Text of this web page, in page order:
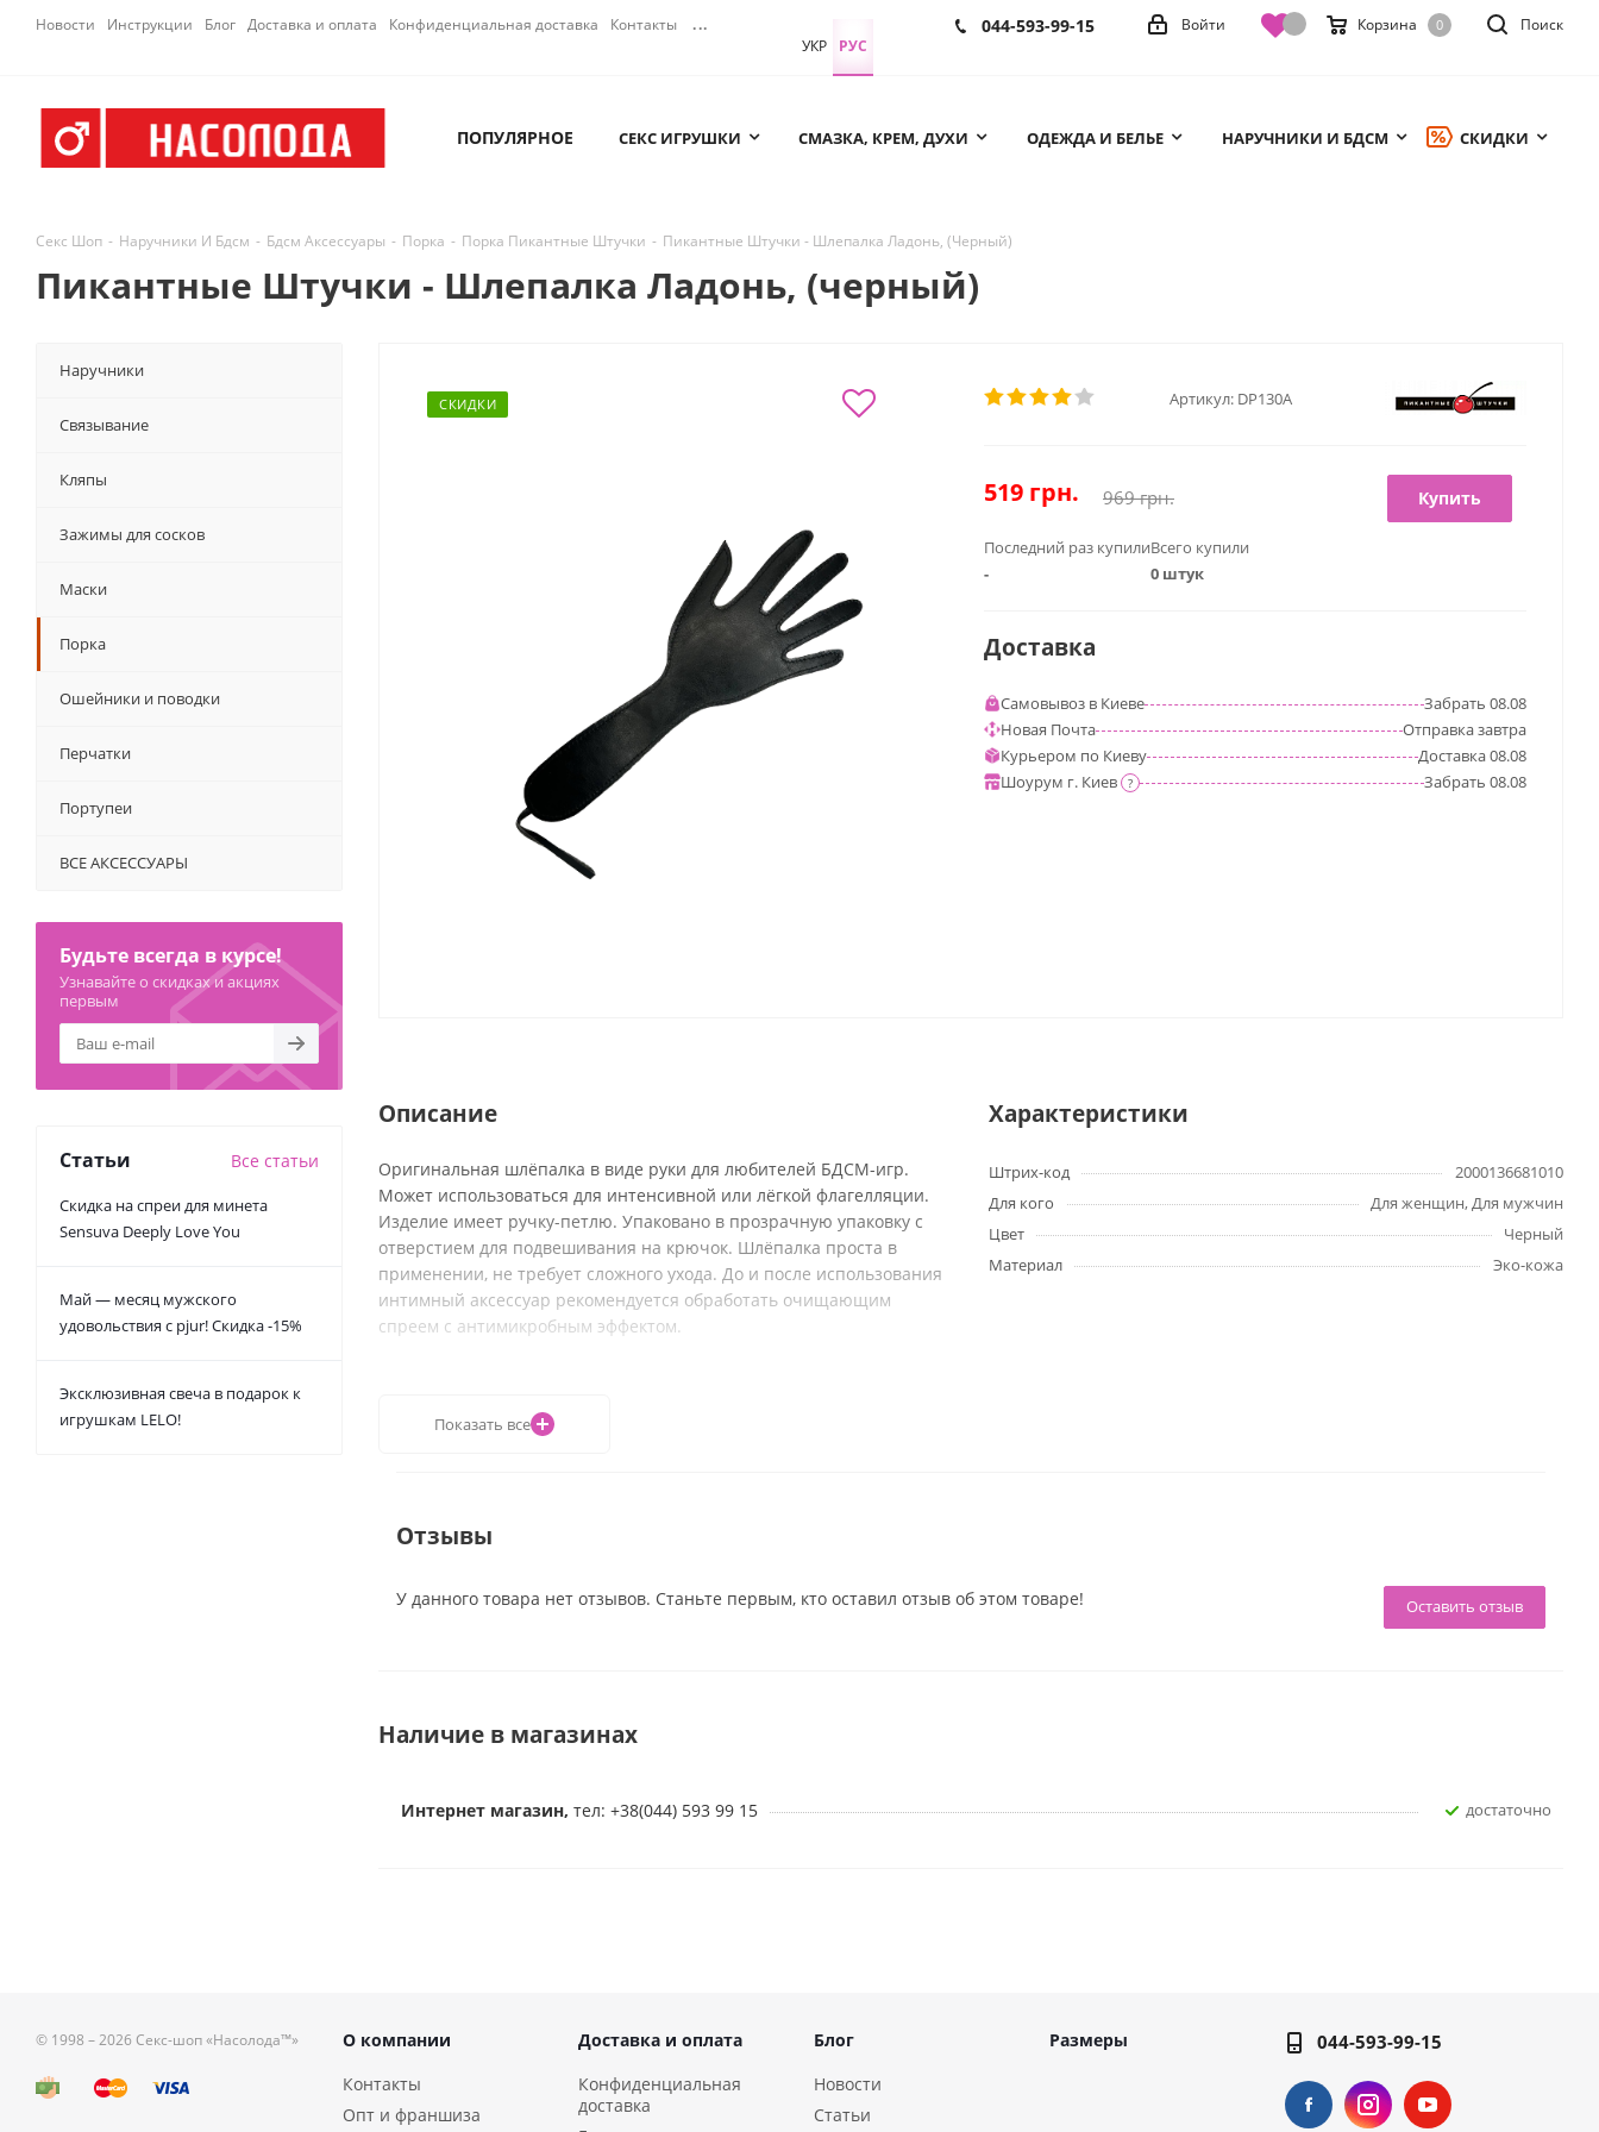
Новости Инструкции Блог Доставка и оплата Конфиденциальная доставка Контакты ... Поиск
Корзина 0
Войти
044-593-99-15
УКР РУС
ПОПУЛЯРНОЕ СЕКС ИГРУШКИ СМАЗКА, КРЕМ, ДУХИ ОДЕЖДА И БЕЛЬЕ НАРУЧНИКИ И БДСМ СКИДКИ
Секс Шоп - Наручники И Бдсм - Бдсм Аксессуары - Порка - Порка Пикантные Штучки - Пикантные Штучки - Шлепалка Ладонь, (Черный)
Пикантные Штучки - Шлепалка Ладонь, (черный)
СКИДКИ Артикул: DP130A
519 грн. 969грн. Купить
Последний раз купили
-
Всего купили
0 штук
Доставка
Самовывоз в Киеве Забрать 08.08
Новая Почта
Отправказавтра
Курьером по Киеву
Доставка08.08
Шоурум г. Киев
? Забрать 08.08
Описание
Оригинальная шлёпалка в виде руки для любителей БДСМ-игр.
Может использоваться для интенсивной или лёгкой флагелляции.
Изделие имеет ручку-петлю. Упаковано в прозрачную упаковку с
отверстием для подвешивания на крючок. Шлёпалка проста в
применении, не требует сложного ухода. До и после использования
интимный аксессуар рекомендуется обработать очищающим
спреем с антимикробным эффектом.
Показать все
Характеристики
Штрих-код
2000136681010
Для кого
Для женщин, Для мужчин
Цвет
Черный
Материал
Эко-кожа
Отзывы
Оставить отзыв
У данного товара нет отзывов. Станьте первым, кто оставил отзыв об этом товаре!
Наличие в магазинах
Интернет магазин, тел: +38(044) 593 99 15 достаточно
Наручники
Связывание
Кляпы
Зажимы для сосков
Маски
Порка
Ошейники и поводки
Перчатки
Портупеи
ВСЕ АКСЕССУАРЫ
Будьте всегда в курсе!
Узнавайте о скидках и акциях
первым
Статьи Все статьи
Скидка на спреи для минета
Sensuva Deeply Love You
Май — месяц мужского
удовольствия с pjur! Скидка -15%
Эксклюзивная свеча в подарок к
игрушкам LELO!
© 1998 – 2026 Секс-шоп «Насолода™»
О компании
Контакты
Опт и франшиза
Доставка и оплата
Конфиденциальная
доставка
Блог
Новости
Статьи
Размеры 044-593-99-15